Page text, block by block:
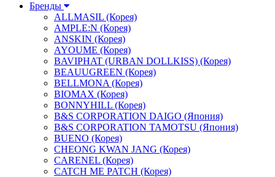
Бренды
ALLMASIL (Корея)
AMPLE:N (Корея)
ANSKIN (Корея)
AYOUME (Корея)
BAVIPHAT (URBAN DOLLKISS) (Корея)
BEAUUGREEN (Корея)
BELLMONA (Корея)
BIOMAX (Корея)
BONNYHILL (Корея)
B&S CORPORATION DAIGO (Япония)
B&S CORPORATION TAMOTSU (Япония)
BUENO (Корея)
CHEONG KWAN JANG (Корея)
CARENEL (Корея)
CATCH ME PATCH (Корея)